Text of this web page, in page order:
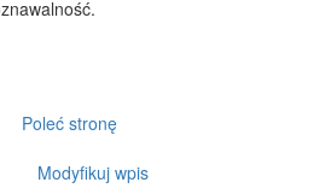
Poleć stronę
Modyfikuj wpis